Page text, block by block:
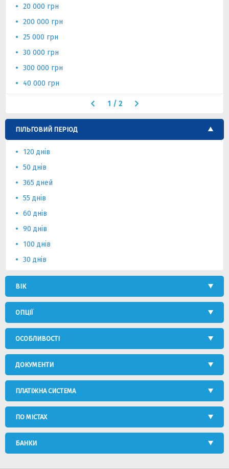
20 000 грн
200 000 грн
25 000 грн
30 000 грн
300 000 грн
40 000 грн
1 / 2
ПІЛЬГОВИЙ ПЕРІОД
120 днів
50 днів
365 дней
55 днів
60 днів
90 днів
100 днів
30 днів
ВІК
ОПЦІЇ
ОСОБЛИВОСТІ
ДОКУМЕНТИ
ПЛАТІЖНА СИСТЕМА
ПО МІСТАХ
БАНКИ